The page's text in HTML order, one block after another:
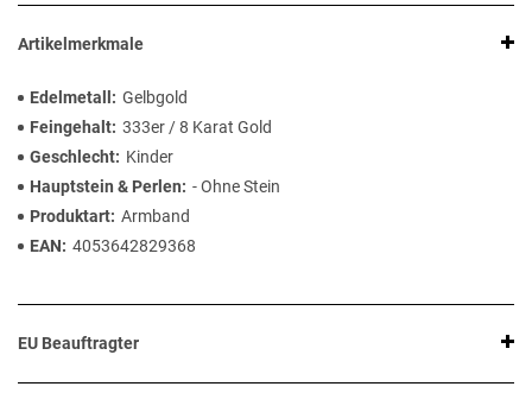
Artikelmerkmale
Edelmetall
Gelbgold
Feingehalt 333er / 8 Karat Gold
Geschlecht
Kinder
Hauptstein & Perlen
- Ohne Stein
Produktart Armband
EAN
4053642829368
EU Beauftragter